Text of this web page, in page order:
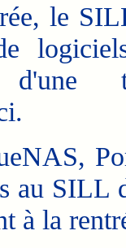
le
au SILL
à la